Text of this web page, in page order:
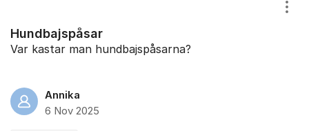
Hundbajspåsar
Var kastar man hundbajspåsarna?
Annika
6 Nov 2025